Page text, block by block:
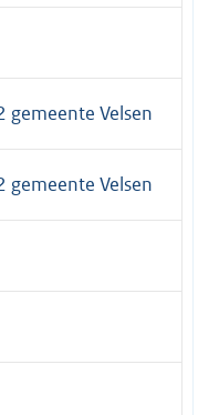
Velsen
Velsen